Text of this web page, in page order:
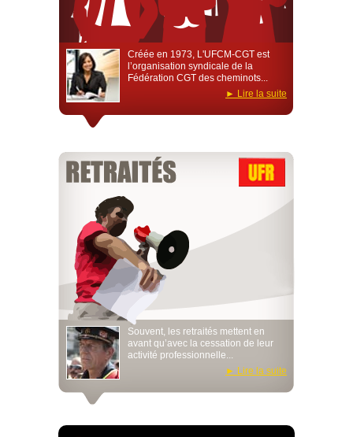
Créée en 1973, L'UFCM-CGT est
l’organisation syndicale de la
Fédération CGT des cheminots...
Lire la suite
Souvent, les retraités mettent en
avant qu’avec la cessation de leur
activité professionnelle...
Lire la suite